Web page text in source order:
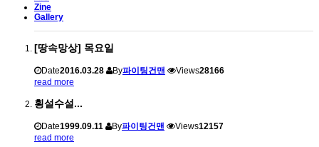
Zine
Gallery
[땅속망상] 목요일
Date2016.03.28 By파이팅건맨 Views28166
read more
횡설수설...
Date1999.09.11 By파이팅건맨 Views12157
read more